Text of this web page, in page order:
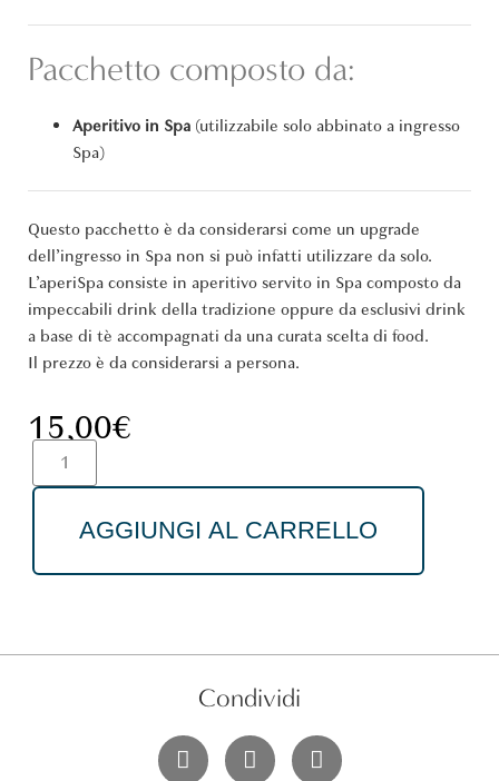
Pacchetto composto da:
Aperitivo in Spa (utilizzabile solo abbinato a ingresso
Spa)
Questo pacchetto è da considerarsi come un upgrade
dell’ingresso in Spa non si può infatti utilizzare da solo.
L’aperiSpa consiste in aperitivo servito in Spa composto da
impeccabili drink della tradizione oppure da esclusivi drink
a base di tè accompagnati da una curata scelta di food.
Il prezzo è da considerarsi a persona.
15,00€
AGGIUNGI AL CARRELLO
Condividi